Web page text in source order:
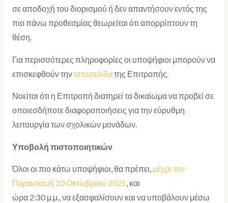
σε αποδοχή του διορισμού ή δεν απαντήσουν εντός της
πιο πάνω προθεσμίας θεωρείται ότι απορρίπτουν τη
θέση.
Για περισσότερες πληροφορίες οι υποψήφιοι μπορούν να
επισκεφθούν την ιστοσελίδατης Επιτροπής.
Νοείται ότι η Επιτροπή διατηρεί το δικαίωμα να προβεί σε
οποιεσδήποτε διαφοροποιήσεις για την εύρυθμη
λειτουργία των σχολικών μονάδων.
Υποβολή πιστοποιητικών
Όλοι οι πιο κάτω υποψήφιοι, θα πρέπει, μέχρι την
Παρασκευή 10 Οκτωβρίου 2025, και
ώρα 2:30 μ.μ., να εξασφαλίσουν και να υποβάλουν μέσω